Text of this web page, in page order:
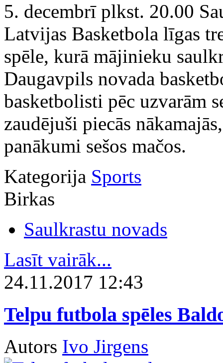
5. decembrī plkst. 20.00
Latvijas Basketbola līgas
spēle, kurā mājinieku
Daugavpils novada
basketbolisti pēc uzvarām
zaudējuši piecās
panākumi sešos mačos.
Kategorija Sports
Birkas
Saulkrastu novads
Lasīt vairāk...
24.11.2017 12:43
Telpu futbola spēles
Autors Ivo Jirgens